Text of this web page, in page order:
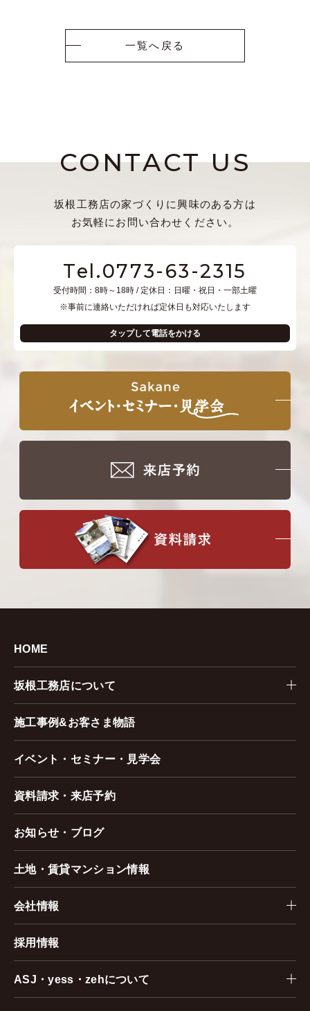
一覧へ戻る
CONTACT US
坂根工務店の家づくりに興味のある方は
お気軽にお問い合わせください。
Tel.0773-63-2315
受付時間：8時～18時 / 定休日：日曜・祝日・一部土曜
※事前に連絡いただければ定休日も対応いたします
タップして電話をかける
HOME
坂根工務店について
施工事例&お客さま物語
イベント・セミナー・見学会
資料請求・来店予約
お知らせ・ブログ
土地・賃貸マンション情報
会社情報
採用情報
ASJ・yess・zehについて